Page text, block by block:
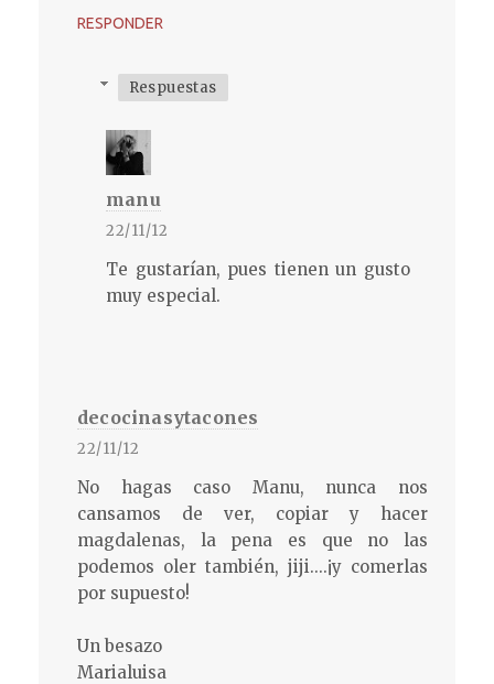
RESPONDER
Respuestas
manu
22/11/12
Te gustarían, pues tienen un gusto
muy especial.
decocinasytacones
22/11/12
No hagas caso Manu, nunca nos
cansamos de ver, copiar y hacer
magdalenas, la pena es que no las
podemos oler también, jiji....¡y comerlas
por supuesto!
Un besazo
Marialuisa